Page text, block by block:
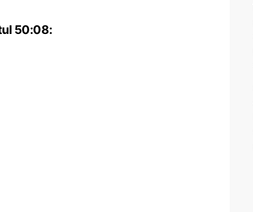
50:08: